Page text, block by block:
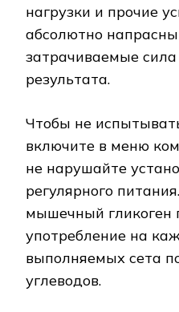
нагрузки и прочие
абсолютно
затрачиваемые
результата.
Чтобы не
включите в меню
не нарушайте
регулярного
мышечный гликоген
употребление на
выполняемых сета
углеводов.